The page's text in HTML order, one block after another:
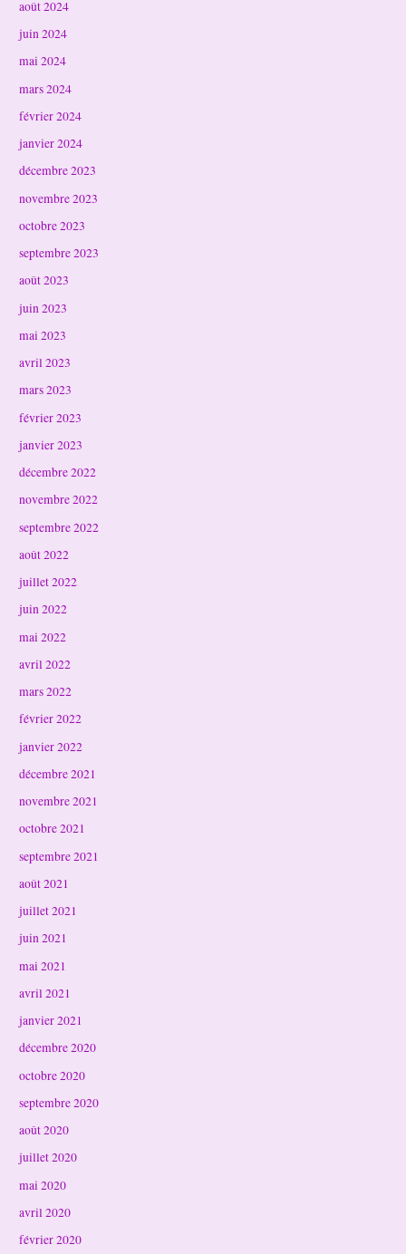
août 2024
juin 2024
mai 2024
mars 2024
février 2024
janvier 2024
décembre 2023
novembre 2023
octobre 2023
septembre 2023
août 2023
juin 2023
mai 2023
avril 2023
mars 2023
février 2023
janvier 2023
décembre 2022
novembre 2022
septembre 2022
août 2022
juillet 2022
juin 2022
mai 2022
avril 2022
mars 2022
février 2022
janvier 2022
décembre 2021
novembre 2021
octobre 2021
septembre 2021
août 2021
juillet 2021
juin 2021
mai 2021
avril 2021
janvier 2021
décembre 2020
octobre 2020
septembre 2020
août 2020
juillet 2020
mai 2020
avril 2020
février 2020